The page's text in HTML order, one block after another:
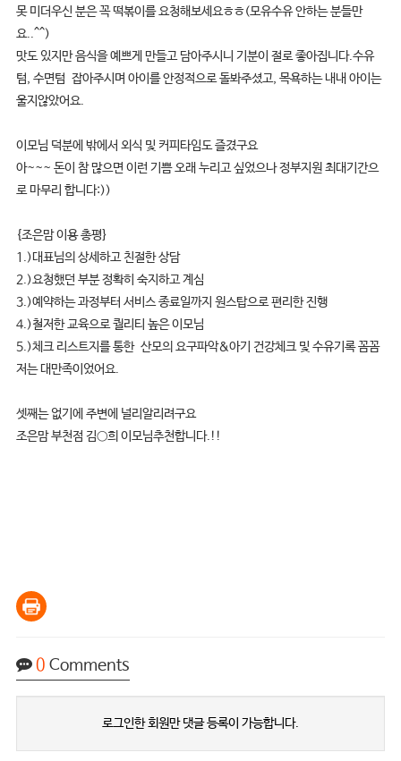
못 미더우신 분은 꼭 떡볶이를 요청해보세요ㅎㅎ(모유수유 안하는 분들만
요..^^)
맛도 있지만 음식을 예쁘게 만들고 담아주시니 기분이 절로 좋아집니다.수유
텀, 수면텀 잡아주시며 아이를 안정적으로 돌봐주셨고, 목욕하는 내내 아이는
울지않았어요.
이모님 덕분에 밖에서 외식 및 커피타임도 즐겼구요
아~~~ 돈이 참 많으면 이런 기쁨 오래 누리고 싶었으나 정부지원 최대기간으
로 마무리 합니다:))
{조은맘 이용 총평}
1.)대표님의 상세하고 친절한 상담
2.)요청했던 부분 정확히 숙지하고 계심
3.)예약하는 과정부터 서비스 종료일까지 원스탑으로 편리한 진행
4.)철저한 교육으로 퀄리티 높은 이모님
5.)체크 리스트지를 통한 산모의 요구파악&아기 건강체크 및 수유기록 꼼꼼
저는 대만족이었어요.
셋째는 없기에 주변에 널리알리려구요
조은맘 부천점 김○희 이모님추천합니다.!!
0 Comments
로그인한 회원만 댓글 등록이 가능합니다.